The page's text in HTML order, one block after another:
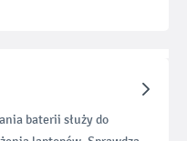
baterii służy do